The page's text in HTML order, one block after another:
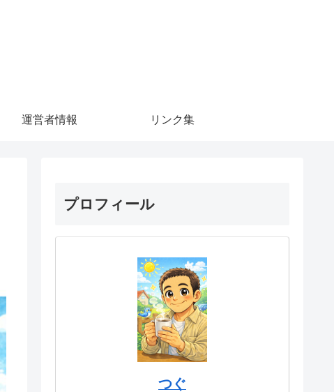
運営者情報 リンク集
プロフィール
つぐ